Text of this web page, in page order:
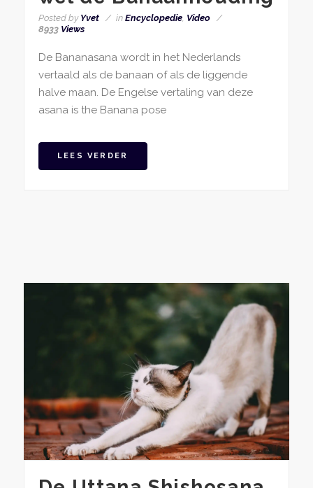
Posted by Yvet in Encyclopedie, Video
8933Views
De Bananasana wordt in het Nederlands
vertaald als de banaan of als de liggende
halve maan. De Engelse vertaling van deze
asana is the Banana pose
LEES VERDER